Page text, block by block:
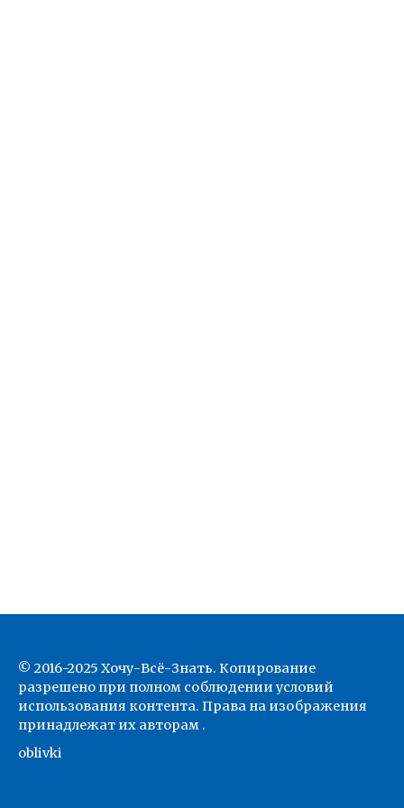
© 2016-2025 Хочу-Всё-Знать. Копирование
разрешено при полном соблюдении условий
использования контента. Права на изображения
принадлежат их авторам .
oblivki